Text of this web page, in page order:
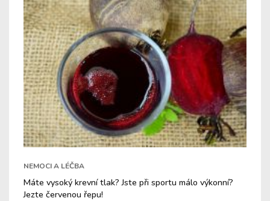
NEMOCI A LÉČBA
Máte vysoký krevní tlak? Jste při sportu málo výkonní?
Jezte červenou řepu!